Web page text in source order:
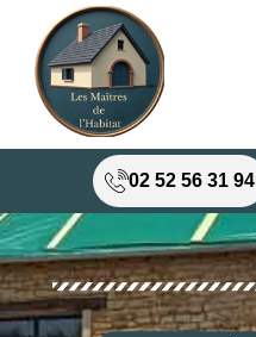
02 52 56 31 94